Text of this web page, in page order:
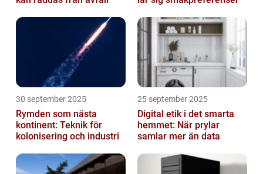
30 september 2025
Rymden som nästa
kontinent: Teknik för
kolonisering och industri
25 september 2025
Digital etik i det smarta
hemmet: När prylar
samlar mer än data